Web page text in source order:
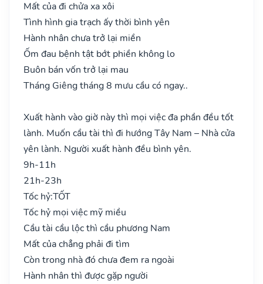
Mất của đi chửa xa xôi
Tình hình gia trạch ấy thời bình yên
Hành nhân chưa trở lại miền
Ốm đau bệnh tật bớt phiền không lo
Buôn bán vốn trở lại mau
Tháng Giêng tháng 8 mưu cầu có ngay..
Xuất hành vào giờ này thì mọi việc đa phần đều tốt
lành. Muốn cầu tài thì đi hướng Tây Nam – Nhà cửa
yên lành. Người xuất hành đều bình yên.
9h-11h
21h-23h
Tốc hỷ:TỐT
Tốc hỷ mọi việc mỹ miều
Cầu tài cầu lộc thì cầu phương Nam
Mất của chẳng phải đi tìm
Còn trong nhà đó chưa đem ra ngoài
Hành nhân thì được gặp người